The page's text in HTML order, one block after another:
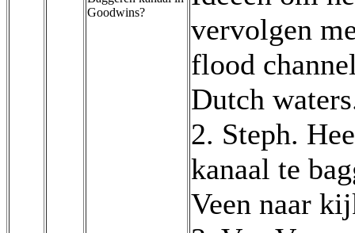
Goodwins?
vervolgen
flood
Dutch
2. Steph.
kanaal te
Veen naar